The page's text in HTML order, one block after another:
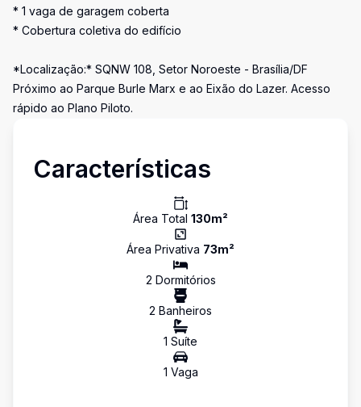
* 1 vaga de garagem coberta
* Cobertura coletiva do edifício
*Localização:* SQNW 108, Setor Noroeste - Brasília/DF
Próximo ao Parque Burle Marx e ao Eixão do Lazer. Acesso
rápido ao Plano Piloto.
Características
Área Total 130m²
Área Privativa 73m²
2 Dormitórios
2 Banheiros
1 Suíte
1 Vaga